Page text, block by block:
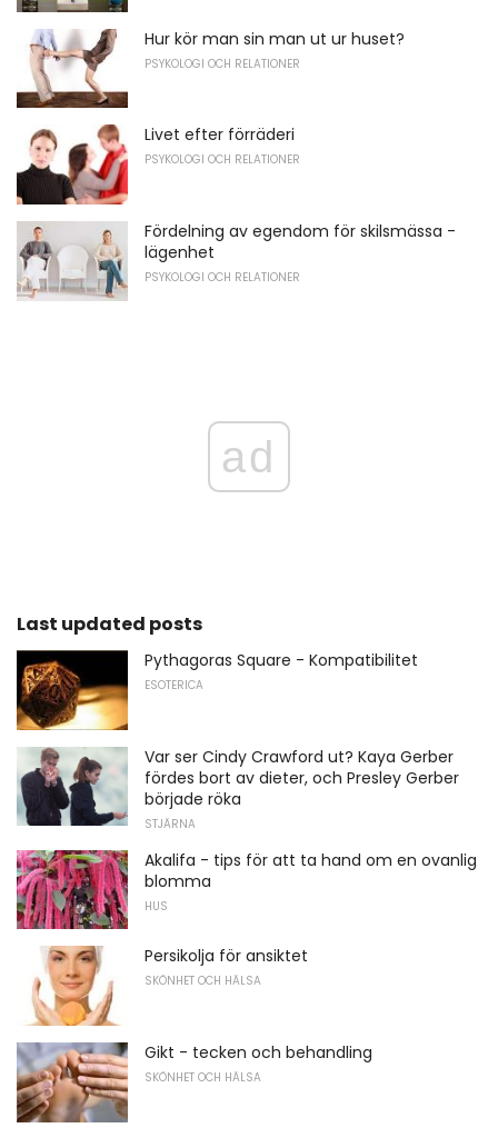
Hur kör man sin man ut ur huset?
PSYKOLOGI OCH RELATIONER
Livet efter förräderi
PSYKOLOGI OCH RELATIONER
Fördelning av egendom för skilsmässa -
lägenhet
PSYKOLOGI OCH RELATIONER
ad
Last updated posts
Pythagoras Square - Kompatibilitet
ESOTERICA
Var ser Cindy Crawford ut? Kaya Gerber
fördes bort av dieter, och Presley Gerber
började röka
STJÄRNA
Akalifa - tips för att ta hand om en ovanlig
blomma
HUS
Persikolja för ansiktet
SKÖNHET OCH HÄLSA
Gikt - tecken och behandling
SKÖNHET OCH HÄLSA